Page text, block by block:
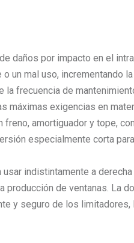
daños por impacto en el
un mal uso, incrementando
frecuencia de
máximas exigencias en
amortiguador y tope,
especialmente corta
indistintamente a
de ventanas. La
y seguro de los limitadores,